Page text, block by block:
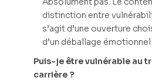
distinction entre
s’agit d’une ouverture
d’un déballage
Puis-je être vulnérable au
carrière ?